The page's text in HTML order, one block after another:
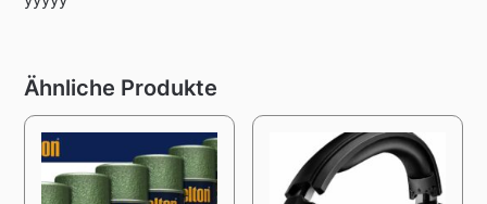
Ähnliche Produkte